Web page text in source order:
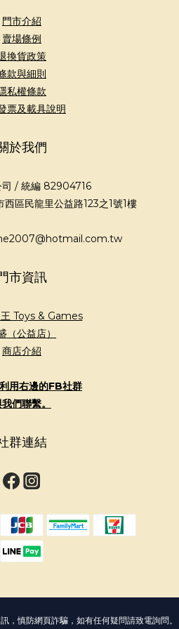
門市介紹
賣場條例
換貨政策
款與細則
私權條款
票及載具說明
於我們
司 / 統編 82904716
區民龍里公益路123之1號1樓
市資訊
Toys & Games
（公益店）
商店介紹
用右邊的FB社群
們聯繫。
群連結
，慎防網頁詐騙，如有任何疑問請致電詢問。